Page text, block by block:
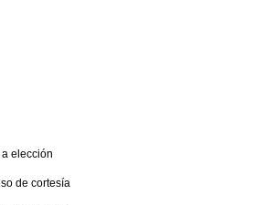
elección
de cortesía